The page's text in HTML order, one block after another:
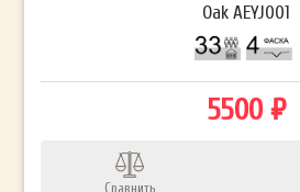
Oak AEYJ001
5500 ₽
Сравнить